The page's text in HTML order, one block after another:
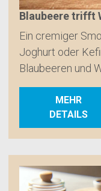
Blaubeere trifft
Ein cremiger
Joghurt oder
Blaubeeren und
MEHR
DETAILS